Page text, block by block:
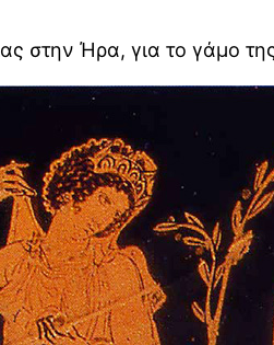
στην Ήρα, για το γάμο